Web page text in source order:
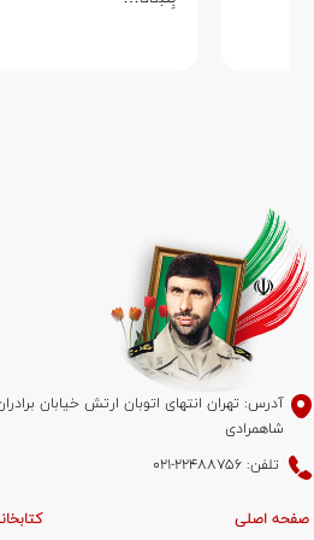
آدرس: تهران انتهای اتوبان ارتش خیابان
شاهمرادی
تلفن: 22488756-021
صفحه اصلی